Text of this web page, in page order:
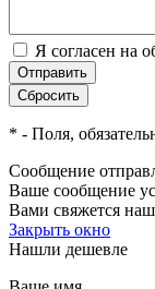
Я согласен на
* - Поля,
Сообщение
Ваше сообщение
Вами свяжется
Закрыть окно
Нашли дешевле